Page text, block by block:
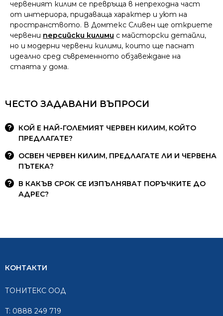
червеният килим се превръща в непреходна част
от интериора, придаваща характер и уют на
пространството. В Домтекс Сливен ще откриете
червени персийски килими с майсторски детайли,
но и модерни червени килими, които ще паснат
идеално сред съвременното обзавеждане на
стаята у дома.
ЧЕСТО ЗАДАВАНИ ВЪПРОСИ
КОЙ Е НАЙ-ГОЛЕМИЯТ ЧЕРВЕН КИЛИМ, КОЙТО
ПРЕДЛАГАТЕ?
ОСВЕН ЧЕРВЕН КИЛИМ, ПРЕДЛАГАТЕ ЛИ И ЧЕРВЕНА
ПЪТЕКА?
В КАКЪВ СРОК СЕ ИЗПЪЛНЯВАТ ПОРЪЧКИТЕ ДО
АДРЕС?
КОНТАКТИ
ТОНИТЕКС ООД
T: 0888 249 719